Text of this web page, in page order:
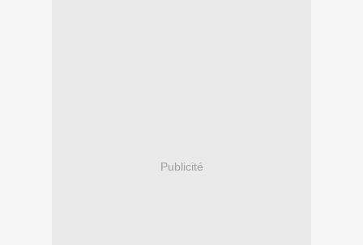
Publicité